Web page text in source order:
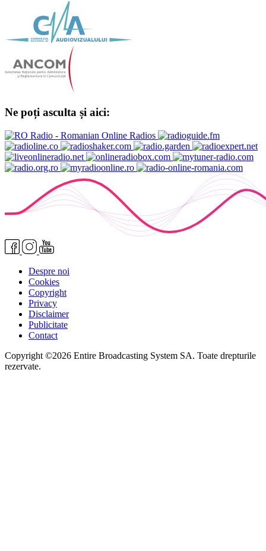
Ne poți asculta și aici:
Despre noi
Cookies
Copyright
Privacy
Disclaimer
Publicitate
Contact
Copyright ©2026 Entire Broadcasting System SA. Toate drepturile
rezervate.